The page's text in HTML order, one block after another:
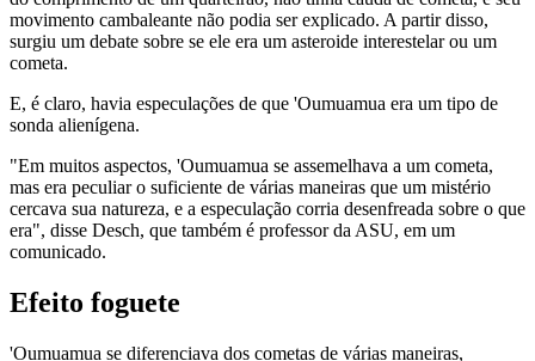
movimento cambaleante não podia ser explicado. A partir disso,
surgiu um debate sobre se ele era um asteroide interestelar ou um
cometa.
E, é claro, havia especulações de que 'Oumuamua era um tipo de
sonda alienígena.
"Em muitos aspectos, 'Oumuamua se assemelhava a um cometa,
mas era peculiar o suficiente de várias maneiras que um mistério
cercava sua natureza, e a especulação corria desenfreada sobre o que
era", disse Desch, que também é professor da ASU, em um
comunicado.
Efeito foguete
'Oumuamua se diferenciava dos cometas de várias maneiras,